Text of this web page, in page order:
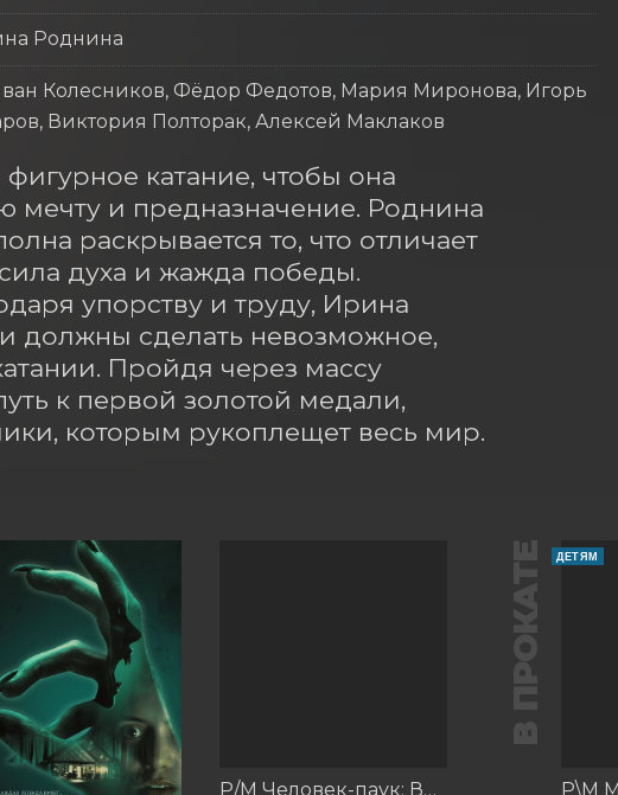
Роднина
Колесников, Фёдор Федотов, Мария Миронова, Игорь
Виктория Полторак, Алексей Маклаков
катание, чтобы она
мечту и предназначение. Роднина
раскрывается то, что отличает
духа и жажда победы.
упорству и труду, Ирина
должны сделать невозможное,
Пройдя через массу
к первой золотой медали,
которым рукоплещет весь мир.
Р/М Человек-паук: Вдали от дома
В ПРОКАТЕ ДЕТЯМ